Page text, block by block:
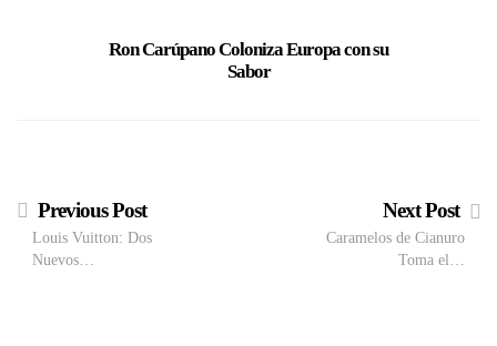
Ron Carúpano Coloniza Europa con su
Sabor
Previous Post
Louis Vuitton: Dos
Nuevos…
Next Post
Caramelos de Cianuro
Toma el…